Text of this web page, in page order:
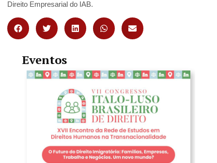
Direito Empresarial do IAB.
Eventos